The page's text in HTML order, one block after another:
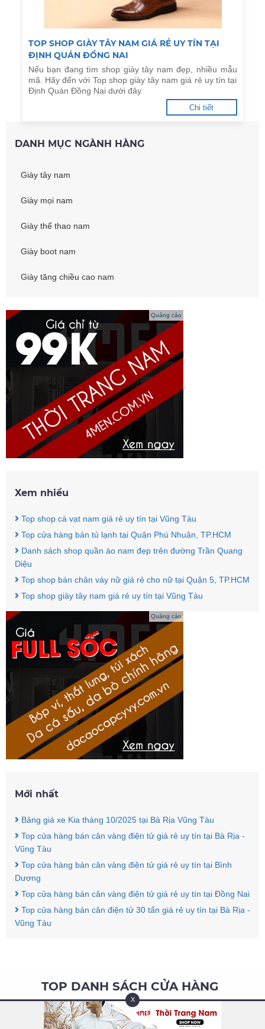
TOP SHOP GIÀY TÂY NAM GIÁ RẺ UY TÍN TẠI
ĐỊNH QUÁN ĐỒNG NAI
Nếu bạn đang tìm shop giày tây nam đẹp, nhiều mẫu
mã. Hãy đến với Top shop giày tây nam giá rẻ uy tín tại
Định Quán Đồng Nai dưới đây.
Chi tiết
DANH MỤC NGÀNH HÀNG
Giày tây nam
Giày mọi nam
Giày thể thao nam
Giày boot nam
Giày tăng chiều cao nam
Quảng cáo
Xem nhiều
Top shop cà vạt nam giá rẻ uy tín tại Vũng Tàu
Top cửa hàng bán tủ lạnh tại Quận Phú Nhuận, TP.HCM
Danh sách shop quần áo nam đẹp trên đường Trần Quang
Diệu
Top shop bán chân váy nữ giá rẻ cho nữ tại Quận 5, TP.HCM
Top shop giày tây nam giá rẻ uy tín tại Vũng Tàu
Quảng cáo
Mới nhất
Bảng giá xe Kia tháng 10/2025 tại Bà Rịa Vũng Tàu
Top cửa hàng bán cân vàng điện tử giá rẻ uy tín tại Bà Rịa -
Vũng Tàu
Top cửa hàng bán cân vàng điện tử giá rẻ uy tín tại Bình
Dương
Top cửa hàng bán cân vàng điện tử giá rẻ uy tín tại Đồng Nai
Top cửa hàng bán cân điện tử 30 tấn giá rẻ uy tín tại Bà Rịa -
Vũng Tàu
TOP DANH SÁCH CỬA HÀNG
X